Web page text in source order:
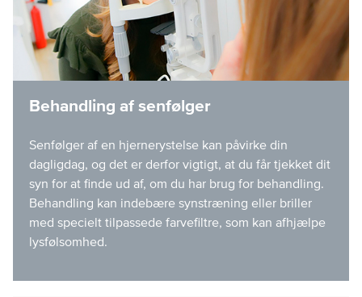
Behandling af senfølger
Senfølger af en hjernerystelse kan påvirke din
dagligdag, og det er derfor vigtigt, at du får tjekket dit
syn for at finde ud af, om du har brug for behandling.
Behandling kan indebære synstræning eller briller
med specielt tilpassede farvefiltre, som kan afhjælpe
lysfølsomhed.